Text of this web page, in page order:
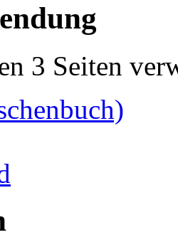
3 Seiten